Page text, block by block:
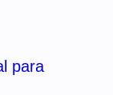
para